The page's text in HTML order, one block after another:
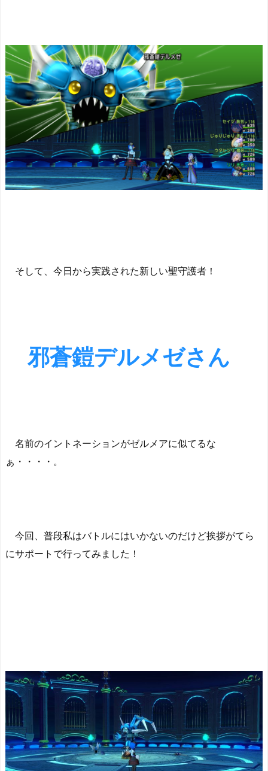
そして、今日から実践された新しい聖守護者！
邪蒼鎧デルメゼさん
名前のイントネーションがゼルメアに似てるな
ぁ・・・・。
今回、普段私はバトルにはいかないのだけど挨拶がてら
にサポートで行ってみました！